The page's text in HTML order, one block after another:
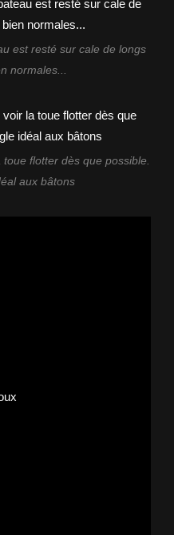
est resté sur cale de longs
normales...
flotter dès que possible.
aux bâtons